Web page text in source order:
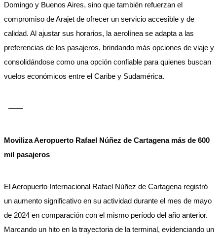
Domingo y Buenos Aires, sino que también refuerzan el
compromiso de Arajet de ofrecer un servicio accesible y de
calidad. Al ajustar sus horarios, la aerolínea se adapta a las
preferencias de los pasajeros, brindando más opciones de viaje y
consolidándose como una opción confiable para quienes buscan
vuelos económicos entre el Caribe y Sudamérica.
——
Moviliza Aeropuerto Rafael Núñez de Cartagena más de 600
mil pasajeros
El Aeropuerto Internacional Rafael Núñez de Cartagena registró
un aumento significativo en su actividad durante el mes de mayo
de 2024 en comparación con el mismo período del año anterior.
Marcando un hito en la trayectoria de la terminal, evidenciando un